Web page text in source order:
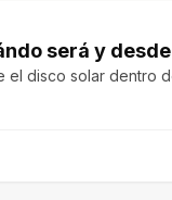
será y
el disco solar dentro